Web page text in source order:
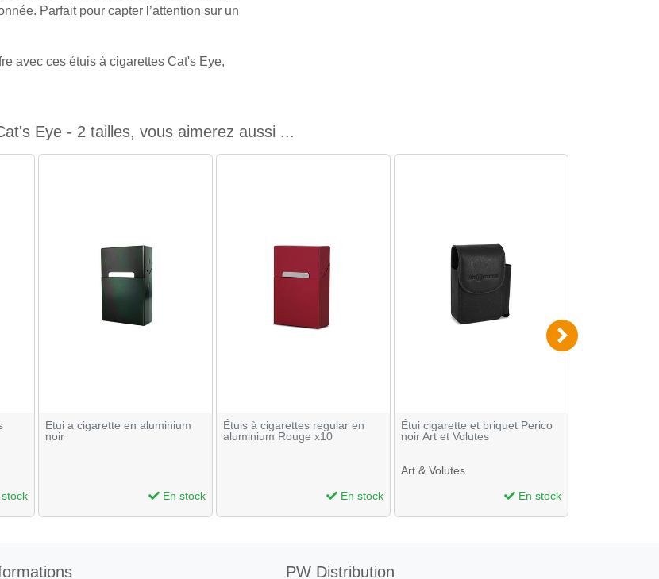
Parfait pour capter l’attention sur un
avec ces étuis à cigarettes Cat's Eye,
Eye - 2 tailles, vous aimerez aussi ...
stock
Etui a cigarette en aluminium
noir
En stock
Étuis à cigarettes regular en
aluminium Rouge x10
En stock
Étui cigarette et briquet Perico
noir Art et Volutes
Art & Volutes
En stock
PW Distribution